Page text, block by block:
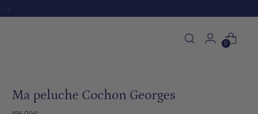
0
Ma peluche Cochon Georges